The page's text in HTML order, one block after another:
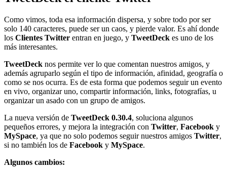
Como vimos, toda esa información dispersa, y sobre todo por ser
solo 140 caracteres, puede ser un caos, y pierde valor. Es ahí donde
los Clientes Twitter entran en juego, y TweetDeck es uno de los
más interesantes.
TweetDeck nos permite ver lo que comentan nuestros amigos, y
además agruparlo según el tipo de información, afinidad, geografía o
como se nos ocurra. Es de esta forma que podemos seguir un evento
en vivo, organizar uno, compartir información, links, fotografías, u
organizar un asado con un grupo de amigos.
La nueva versión de TweetDeck 0.30.4, soluciona algunos
pequeños errores, y mejora la integración con Twitter, Facebook y
MySpace, ya que no solo podemos seguir nuestros amigos Twitter,
si no también los de Facebook y MySpace.
Algunos cambios: